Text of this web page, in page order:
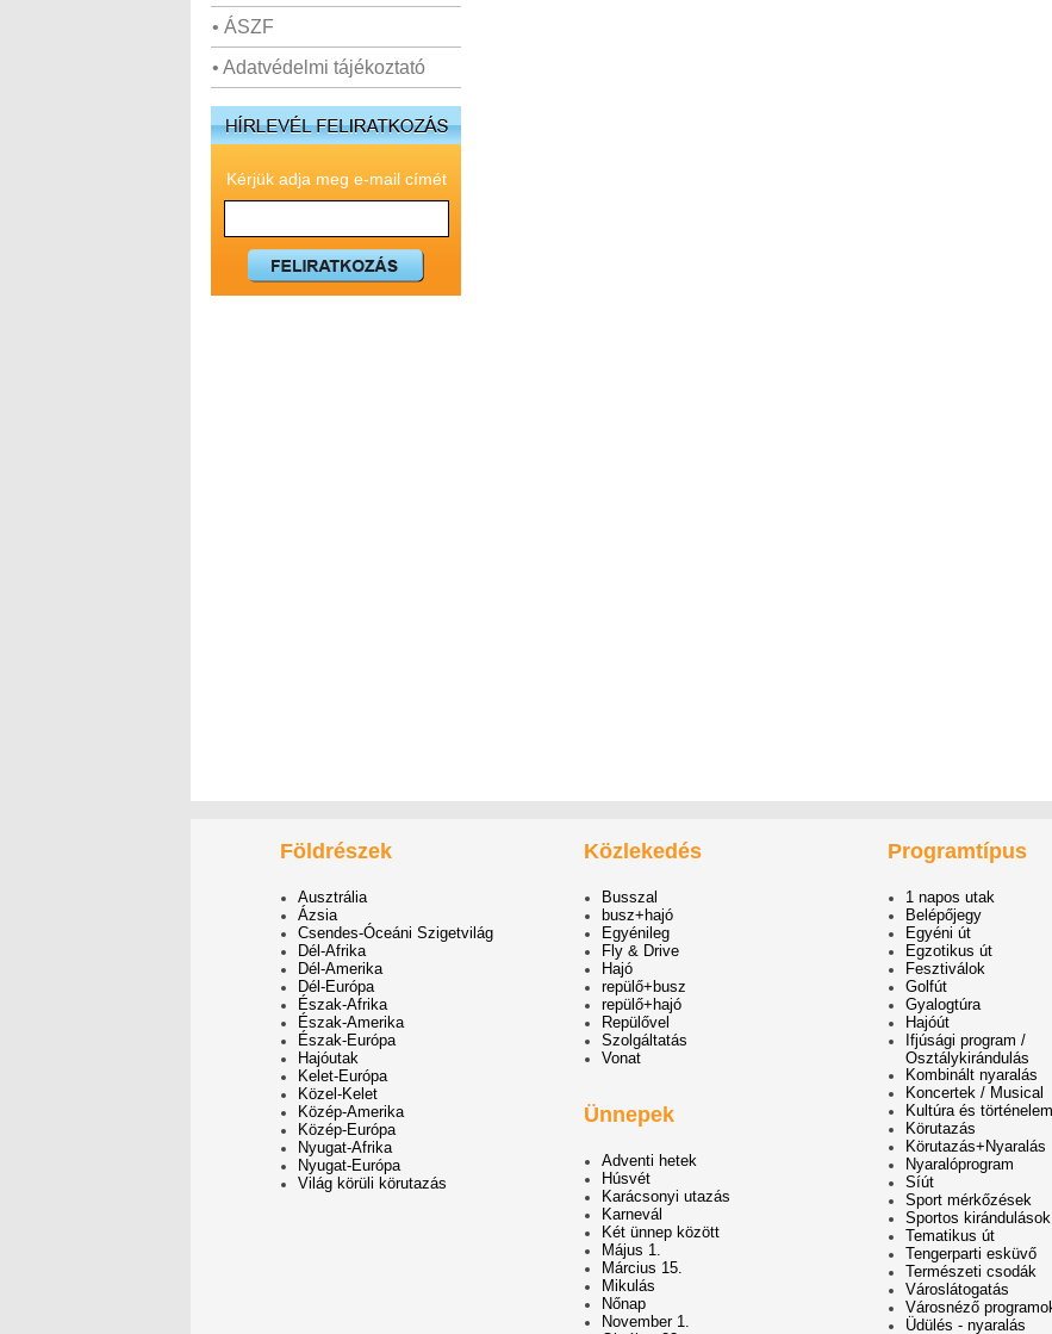
• ÁSZF
• Adatvédelmi tájékoztató
Kérjük adja meg e-mail címét
Földrészek
Ausztrália
Ázsia
Csendes-Óceáni Szigetvilág
Dél-Afrika
Dél-Amerika
Dél-Európa
Észak-Afrika
Észak-Amerika
Észak-Európa
Hajóutak
Kelet-Európa
Közel-Kelet
Közép-Amerika
Közép-Európa
Nyugat-Afrika
Nyugat-Európa
Világ körüli körutazás
Közlekedés
Busszal
busz+hajó
Egyénileg
Fly & Drive
Hajó
repülő+busz
repülő+hajó
Repülővel
Szolgáltatás
Vonat
Ünnepek
Adventi hetek
Húsvét
Karácsonyi utazás
Karnevál
Két ünnep között
Május 1.
Március 15.
Mikulás
Nőnap
November 1.
Programtípus
1 napos utak
Belépőjegy
Egyéni út
Egzotikus út
Fesztiválok
Golfút
Gyalogtúra
Hajóút
Ifjúsági program /
Osztálykirándulás
Kombinált nyaralás
Koncertek / Musical
Kultúra és történelem
Körutazás
Körutazás+Nyaralás
Nyaralóprogram
Síút
Sport mérkőzések
Sportos kirándulások
Tematikus út
Tengerparti esküvő
Természeti csodák
Városlátogatás
Városnéző
Üdülés - nyaralás